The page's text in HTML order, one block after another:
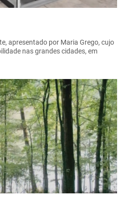
apresentado por Maria Grego, cujo
nas grandes cidades, em